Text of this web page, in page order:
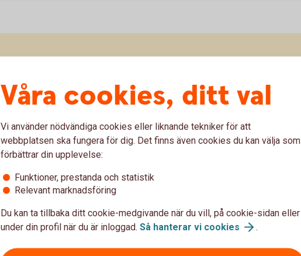
i appen. Med fyra val når du allt du behöver snabbt och
på en sida. Såklart kan du även anpassa startsidan så
och uppfräschad
med ny design.
Våra cookies, ditt val
Vi använder nödvändiga cookies eller liknande tekniker för att
webbplatsen ska fungera för dig. Det finns även cookies du kan välja som
förbättrar din upplevelse:
Funktioner, prestanda och statistik
Relevant marknadsföring
Du kan ta tillbaka ditt cookie-medgivande när du vill, på cookie-sidan eller
under din profil när du är inloggad. Så hanterar vi cookies .